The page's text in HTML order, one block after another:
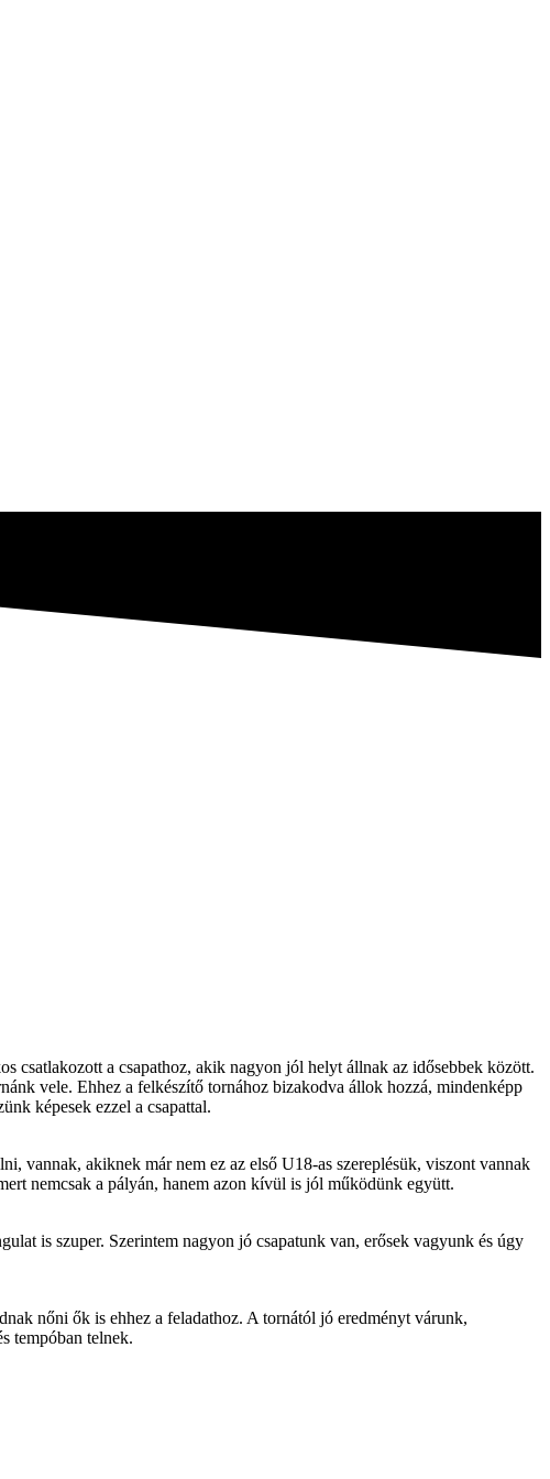
csatlakozott a csapathoz, akik nagyon jól helyt állnak az idősebbek között.
vele. Ehhez a felkészítő tornához bizakodva állok hozzá, mindenképp
képesek ezzel a csapattal.
vannak, akiknek már nem ez az első U18-as szereplésük, viszont vannak
nemcsak a pályán, hanem azon kívül is jól működünk együtt.
is szuper. Szerintem nagyon jó csapatunk van, erősek vagyunk és úgy
nőni ők is ehhez a feladathoz. A tornától jó eredményt várunk,
tempóban telnek.